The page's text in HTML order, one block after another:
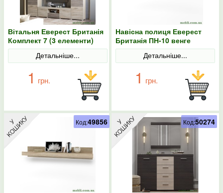
Вітальня Еверест Британія
Комплект 7 (3 елементи)
сонома/трюфель
Детальніше...
1 грн.
Навісна полиця Еверест
Британія ПН-10 венге
темний
Детальніше...
1 грн.
Код:49856 Код:50274